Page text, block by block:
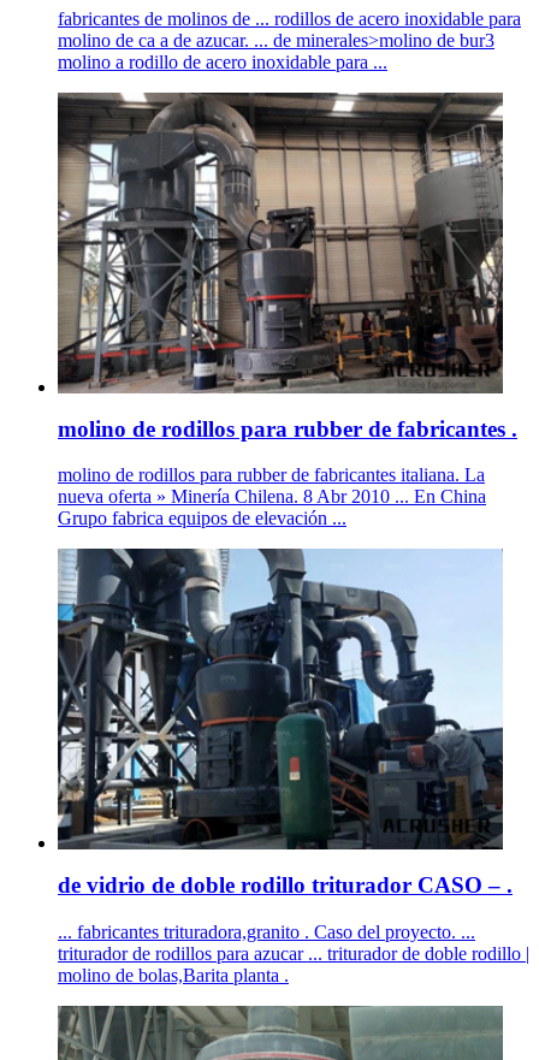
fabricantes de molinos de ... rodillos de acero inoxidable para
molino de ca a de azucar. ... de minerales>molino de bur3
molino a rodillo de acero inoxidable para ...
molino de rodillos para rubber de fabricantes .
molino de rodillos para rubber de fabricantes italiana. La
nueva oferta » Minería Chilena. 8 Abr 2010 ... En China
Grupo fabrica equipos de elevación ...
de vidrio de doble rodillo triturador CASO – .
... fabricantes trituradora,granito . Caso del proyecto. ...
triturador de rodillos para azucar ... triturador de doble rodillo |
molino de bolas,Barita planta .